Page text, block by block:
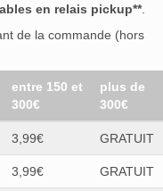
en relais pickup**.
de la commande (hors
entre 150 et
300€
plus de
300€
3,99€ GRATUIT
3,99€ GRATUIT